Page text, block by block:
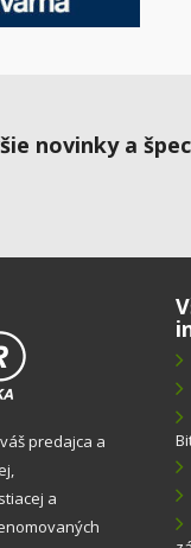
novinky a
predajca a
a